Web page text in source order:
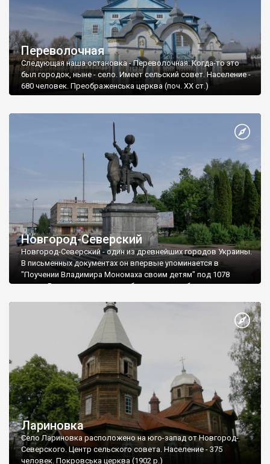
Переволочная
Следующая наша остановка - Переволочная. Когда-то это
был городок, ныне - село. Имеет сельский совет. Население -
680 человек. Преображенська церква (поч. ХХ ст.)
Новгород-Северский
Новгород-Северский - один из древнейших городов Украины.
В письменных документах он впервые упоминается в
"Поучении Владимира Мономаха своим детям" под 1078
годом. В то время город уже был довольно большим,
Вероятно, это произошло в 988 году, когда великий князь
Владимир строил крепости на Десне.
Лариновка
Село Лариновка расположено на юго-запад от Новгород-
Северского. Центр сельского совета. Население - 375
человек. Покровська церква (1902 р.)